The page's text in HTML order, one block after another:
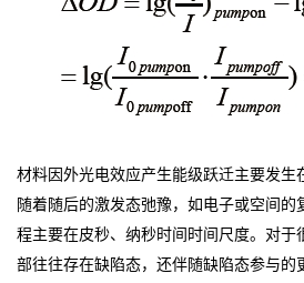
材料因外光电效应产生能级跃迁主要发生
随着随后的激发态弛豫，如电子或空间的
程主要在皮秒、纳秒时间时间尺度。对于
部往往存在缺陷态，还伴随缺陷态参与的